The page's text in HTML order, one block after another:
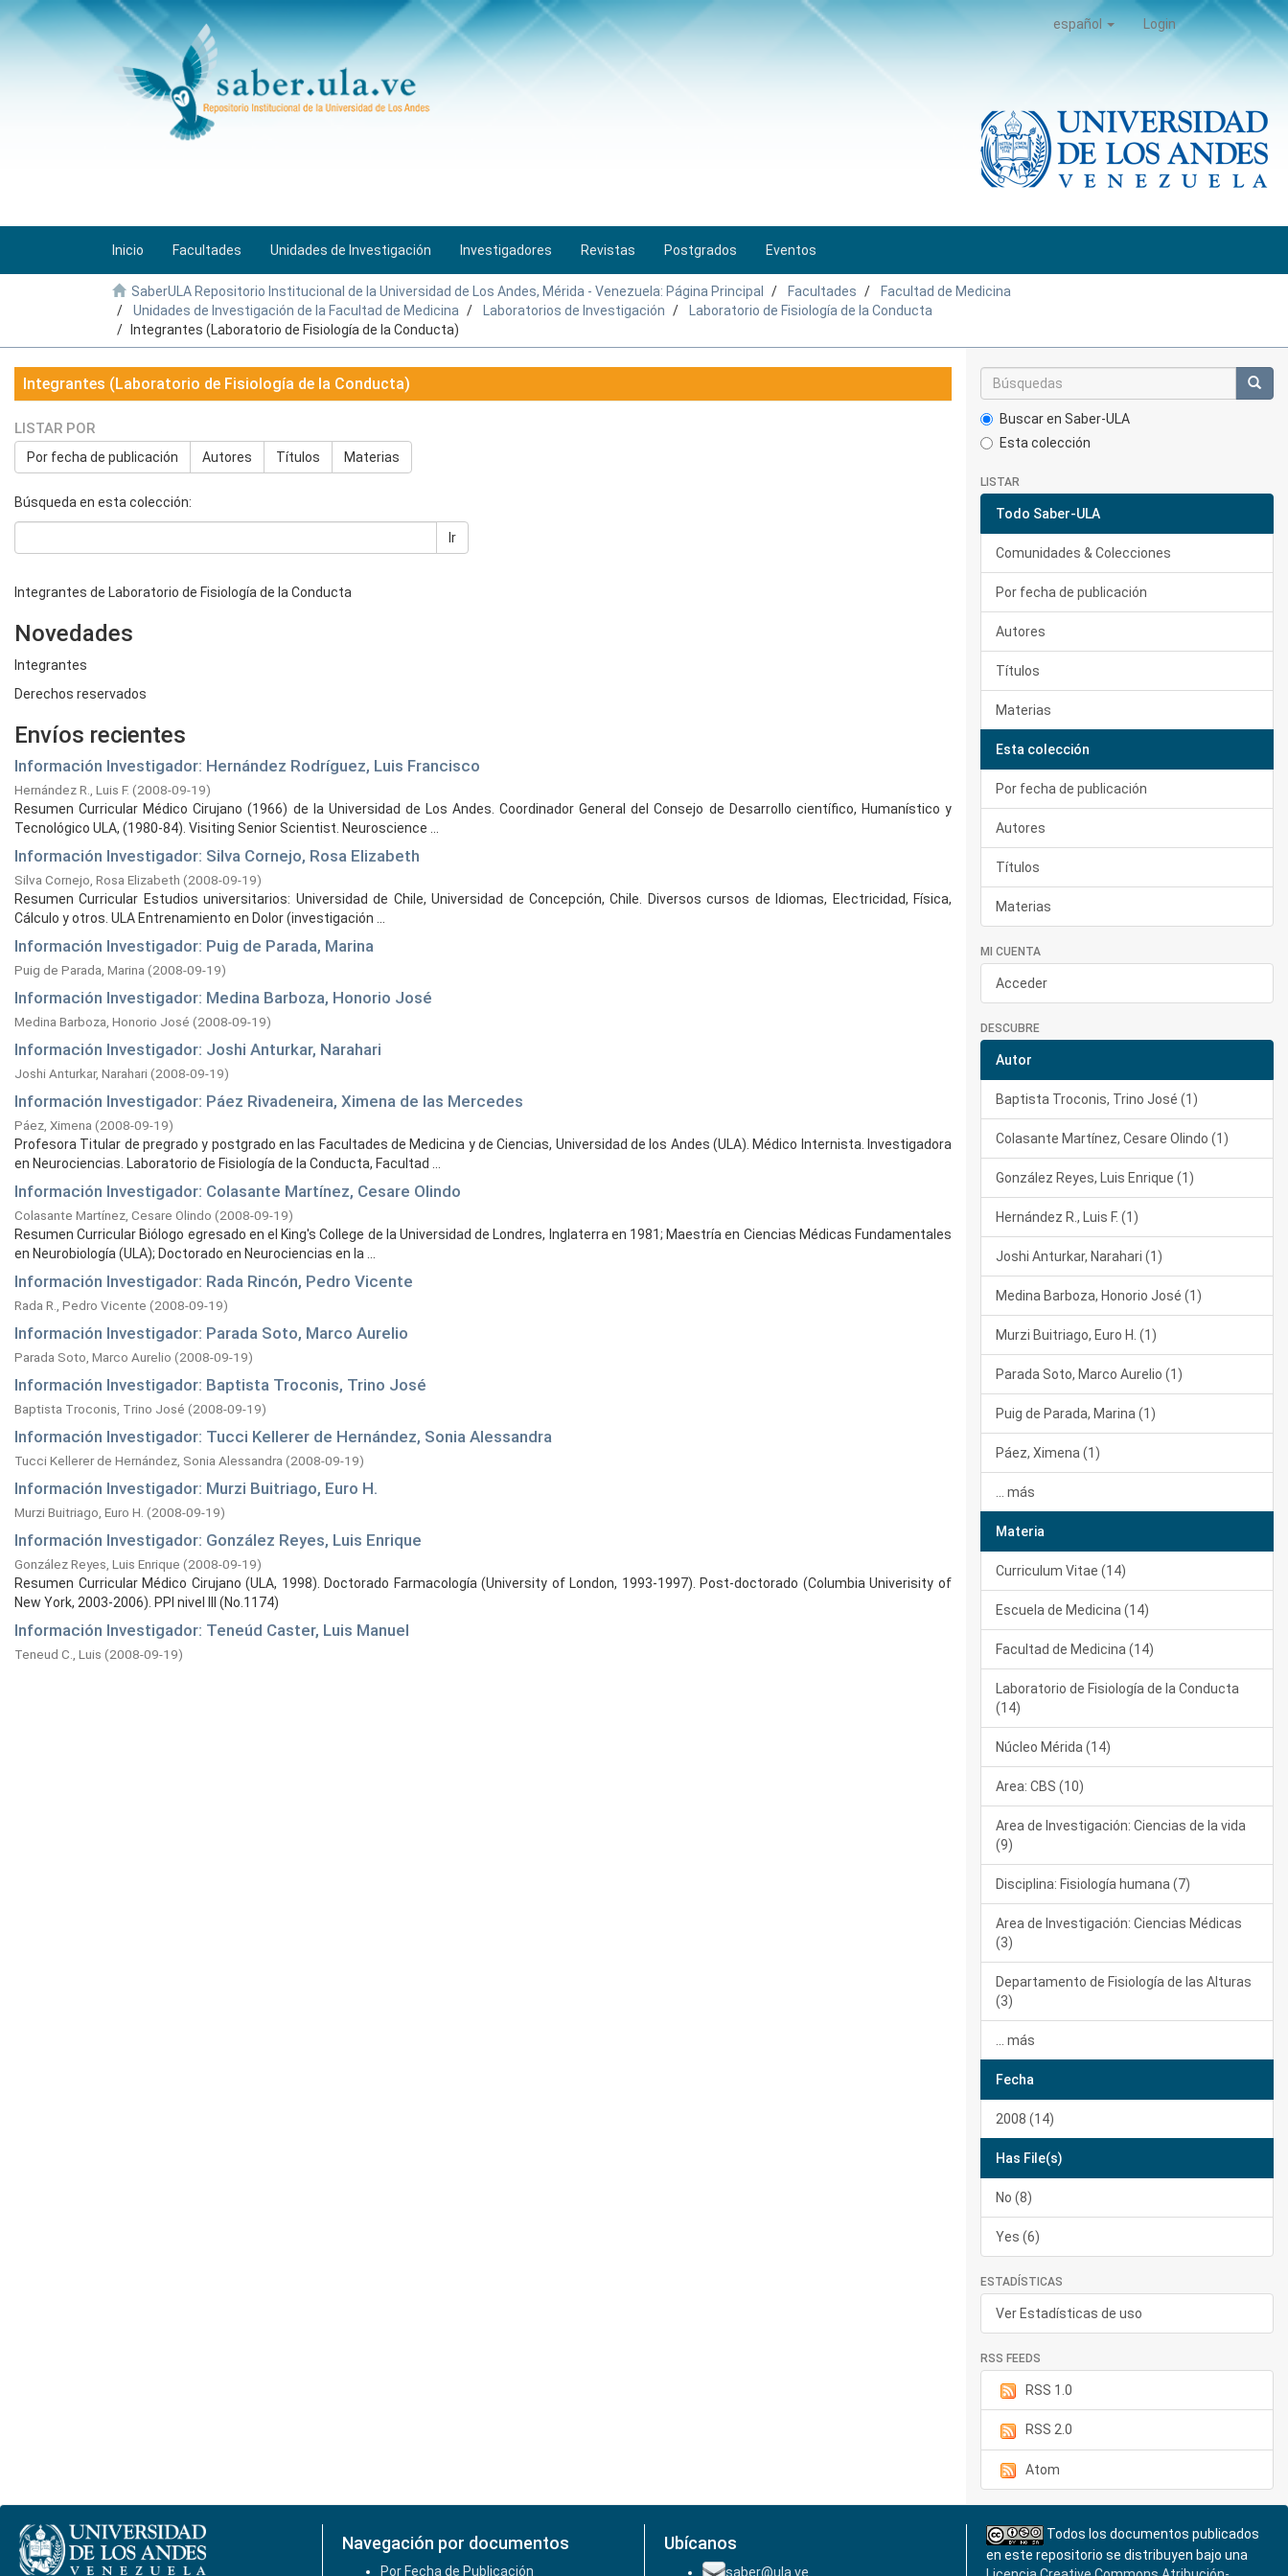
español Login
Inicio Facultades Unidades de Investigación Investigadores Revistas Postgrados Eventos
SaberULA Repositorio Institucional de la Universidad de Los Andes, Mérida - Venezuela: Página Principal Facultades
Facultad de Medicina
Unidades de Investigación de la Facultad de Medicina
Laboratorios de Investigación
Laboratorio de Fisiología de la Conducta
Integrantes (Laboratorio de Fisiología de la Conducta)
Integrantes (Laboratorio de Fisiología de la Conducta)
LISTAR POR
Por fecha de publicación Autores Títulos Materias
Búsqueda en esta colección:
Ir
Integrantes de Laboratorio de Fisiología de la Conducta
Novedades
Integrantes
Derechos reservados
Envíos recientes
Información Investigador: Hernández Rodríguez, Luis Francisco
Hernández R., Luis F. (2008-09-19)
Resumen Curricular Médico Cirujano (1966) de la Universidad de Los Andes. Coordinador General del Consejo de Desarrollo científico, Humanístico y
Tecnológico ULA, (1980-84). Visiting Senior Scientist. Neuroscience ...
Información Investigador: Silva Cornejo, Rosa Elizabeth
Silva Cornejo, Rosa Elizabeth (2008-09-19)
Resumen Curricular Estudios universitarios: Universidad de Chile, Universidad de Concepción, Chile. Diversos cursos de Idiomas, Electricidad, Física,
Cálculo y otros. ULA Entrenamiento en Dolor (investigación ...
Información Investigador: Puig de Parada, Marina
Puig de Parada, Marina (2008-09-19)
Información Investigador: Medina Barboza, Honorio José
Medina Barboza, Honorio José (2008-09-19)
Información Investigador: Joshi Anturkar, Narahari
Joshi Anturkar, Narahari(2008-09-19)
Información Investigador: Páez Rivadeneira, Ximena de las Mercedes
Páez, Ximena (2008-09-19)
Profesora Titular de pregrado y postgrado en las Facultades de Medicina y de Ciencias, Universidad de los Andes (ULA). Médico Internista. Investigadora
en Neurociencias. Laboratorio de Fisiología de la Conducta, Facultad ...
Información Investigador: Colasante Martínez, Cesare Olindo
Colasante Martínez, Cesare Olindo (2008-09-19)
Resumen Curricular Biólogo egresado en el King's College de la Universidad de Londres, Inglaterra en 1981; Maestría en Ciencias Médicas Fundamentales
en Neurobiología (ULA); Doctorado en Neurociencias en la ...
Información Investigador: Rada Rincón, Pedro Vicente
Rada R., Pedro Vicente (2008-09-19)
Información Investigador: Parada Soto, Marco Aurelio
Parada Soto, Marco Aurelio (2008-09-19)
Información Investigador: Baptista Troconis, Trino José
Baptista Troconis, Trino José (2008-09-19)
Información Investigador: Tucci Kellerer de Hernández, Sonia Alessandra
Tucci Kellerer de Hernández, Sonia Alessandra (2008-09-19)
Información Investigador: Murzi Buitriago, Euro H.
Murzi Buitriago, Euro H. (2008-09-19)
Información Investigador: González Reyes, Luis Enrique
González Reyes, Luis Enrique (2008-09-19)
Resumen Curricular Médico Cirujano (ULA, 1998). Doctorado Farmacología (University of London, 1993-1997). Post-doctorado (Columbia Univerisity of
New York, 2003-2006). PPI nivel III (No.1174)
Información Investigador: Teneúd Caster, Luis Manuel
Teneud C., Luis (2008-09-19)
Buscar en Saber-ULA
Esta colección
LISTAR
Todo Saber-ULA
Comunidades & Colecciones
Por fecha de publicación
Autores
Títulos
Materias
Esta colección
Por fecha de publicación
Autores
Títulos
Materias
MI CUENTA
Acceder
DESCUBRE
Autor
Baptista Troconis, Trino José (1)
Colasante Martínez, Cesare Olindo (1)
González Reyes, Luis Enrique (1)
Hernández R., Luis F. (1)
Joshi Anturkar, Narahari (1)
Medina Barboza, Honorio José (1)
Murzi Buitriago, Euro H. (1)
Parada Soto, Marco Aurelio (1)
Puig de Parada, Marina (1)
Páez, Ximena (1)
... más
Materia
Curriculum Vitae (14)
Escuela de Medicina (14)
Facultad de Medicina (14)
Laboratorio de Fisiología de la Conducta
(14)
Núcleo Mérida (14)
Area: CBS (10)
Area de Investigación: Ciencias de la vida
(9)
Disciplina: Fisiología humana (7)
Area de Investigación: Ciencias Médicas
(3)
Departamento de Fisiología de las Alturas
(3)
... más
Fecha
2008 (14)
Has File(s)
No (8)
Yes (6)
ESTADÍSTICAS
Ver Estadísticas de uso
RSS FEEDS
RSS 1.0
RSS 2.0
Atom
Navegación por documentos
Por Fecha de Publicación
Ubícanos
saber@ula.ve
Todos los documentos publicados
en este repositorio se distribuyen bajo una